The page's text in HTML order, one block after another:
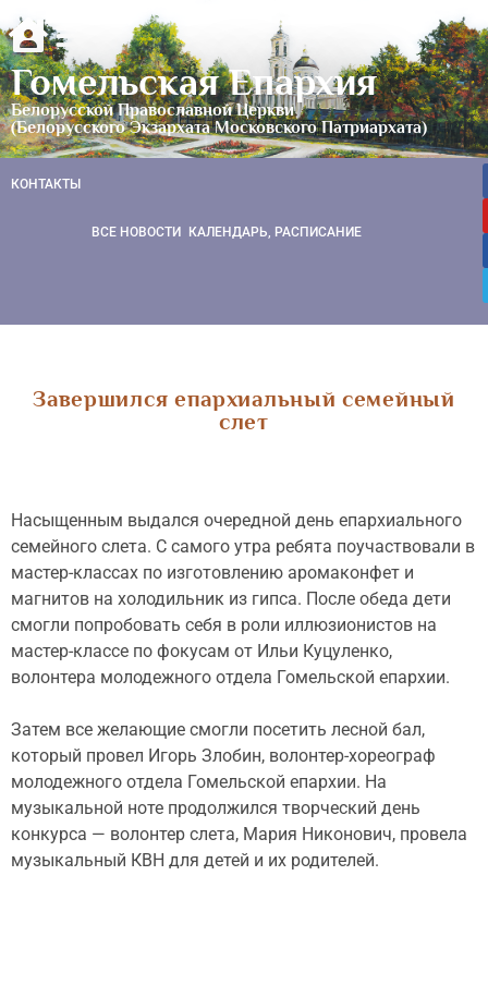
Гомельская Епархия
Белорусской Православной Церкви
(Белорусского Экзархата Московского Патриархата)
КОНТАКТЫ
ВСЕ НОВОСТИ КАЛЕНДАРЬ, РАСПИСАНИЕ
Завершился епархиальный семейный
слет
Насыщенным выдался очередной день епархиального
семейного слета. С самого утра ребята поучаствовали в
мастер-классах по изготовлению аромаконфет и
магнитов на холодильник из гипса. После обеда дети
смогли попробовать себя в роли иллюзионистов на
мастер-классе по фокусам от Ильи Куцуленко,
волонтера молодежного отдела Гомельской епархии.
Затем все желающие смогли посетить лесной бал,
который провел Игорь Злобин, волонтер-хореограф
молодежного отдела Гомельской епархии. На
музыкальной ноте продолжился творческий день
конкурса — волонтер слета, Мария Никонович, провела
музыкальный КВН для детей и их родителей.